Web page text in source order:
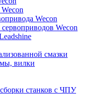
Wecon
Wecon
смазки
вилки
станков с ЧПУ